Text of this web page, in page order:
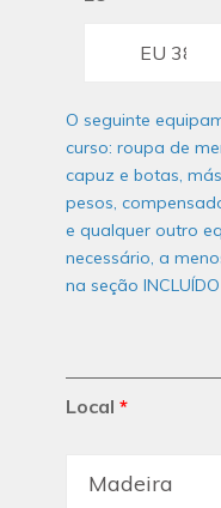
O seguinte
curso: roupa de
capuz e botas,
pesos,
e qualquer outro
necessário, a
na seção
Local *